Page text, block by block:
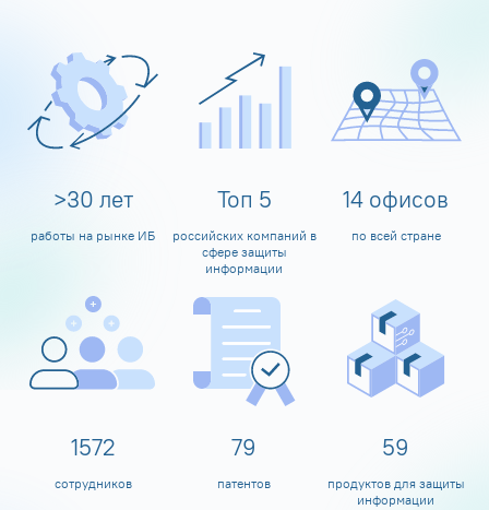
>30 лет
работы на рынке ИБ
Топ 5
российских компаний в
сфере защиты
информации
14 офисов
по всей стране
1600
сотрудников
80
патентов
60
продуктов для защиты
информации